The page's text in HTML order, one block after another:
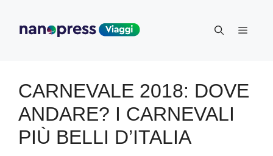
contenuto
Menu
CARNEVALE 2018: DOVE
ANDARE? I CARNEVALI
PIÙ BELLI D’ITALIA